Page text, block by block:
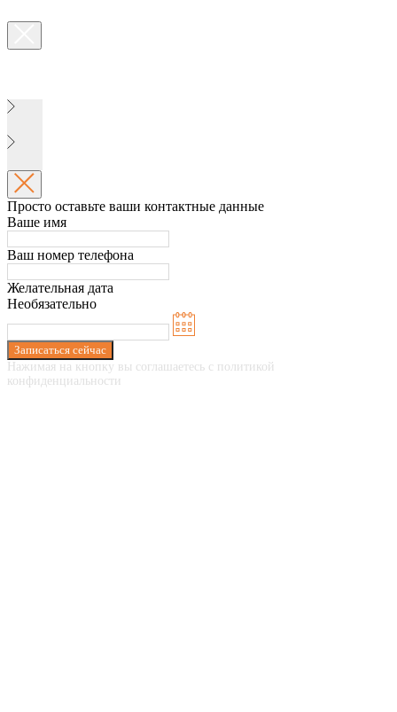
Просто оставьте ваши контактные данные
Ваше имя
Ваш номер телефона
Желательная дата
Необязательно
Записаться сейчас
Нажимая на кнопку вы соглашаетесь с политикой
конфиденциальности